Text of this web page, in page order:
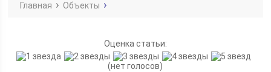
Главная Объекты
Оценка статьи:
(нет голосов)